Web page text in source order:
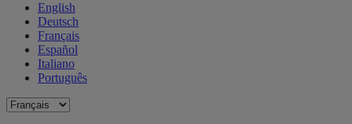
English
Deutsch
Français
Español
Italiano
Português